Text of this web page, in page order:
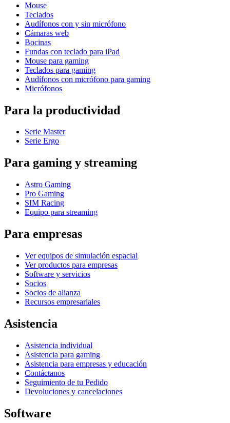
Mouse
Teclados
Audífonos con y sin micrófono
Cámaras web
Bocinas
Fundas con teclado para iPad
Mouse para gaming
Teclados para gaming
Audífonos con micrófono para gaming
Micrófonos
Para la productividad
Serie Master
Serie Ergo
Para gaming y streaming
Astro Gaming
Pro Gaming
SIM Racing
Equipo para streaming
Para empresas
Ver equipos de simulación espacial
Ver productos para empresas
Software y servicios
Socios
Socios de alianza
Recursos empresariales
Asistencia
Asistencia individual
Asistencia para gaming
Asistencia para empresas y educación
Contáctanos
Seguimiento de tu Pedido
Devoluciones y cancelaciones
Software